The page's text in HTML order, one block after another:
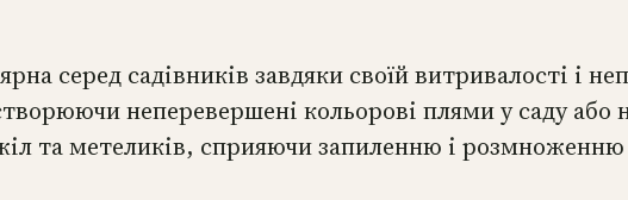
серед садівників завдяки своїй витривалості і
неперевершені кольорові плями у саду
та метеликів, сприяючи запиленню і